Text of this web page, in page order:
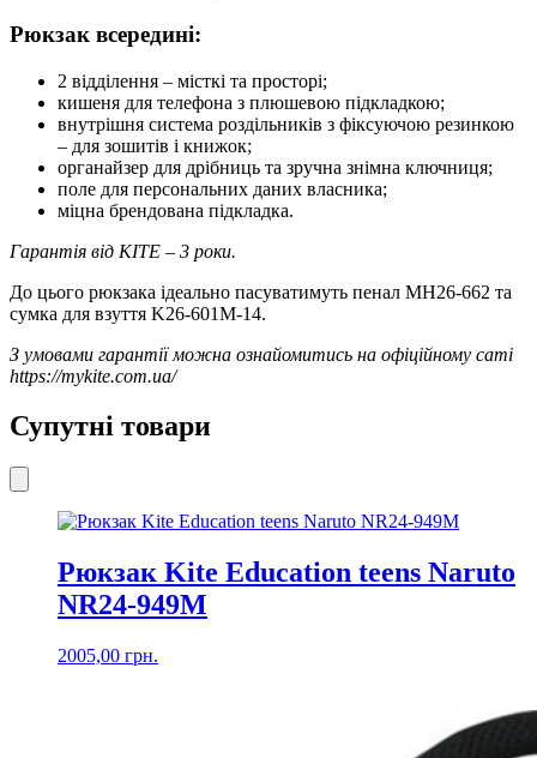
Рюкзак всередині:
2 відділення – місткі та просторі;
кишеня для телефона з плюшевою підкладкою;
внутрішня система роздільників з фіксуючою резинкою
– для зошитів і книжок;
органайзер для дрібниць та зручна знімна ключниця;
поле для персональних даних власника;
міцна брендована підкладка.
Гарантія від KITE – 3 роки.
До цього рюкзака ідеально пасуватимуть пенал MH26-662 та
сумка для взуття K26-601M-14.
З умовами гарантії можна ознайомитись на офіційному саті
https://mykite.com.ua/
Супутні товари
Рюкзак Kite Education teens Naruto
NR24-949M
2005,00 грн.